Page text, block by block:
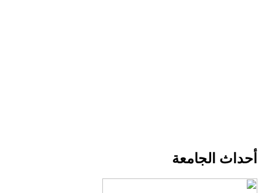
أحداث الجامعة